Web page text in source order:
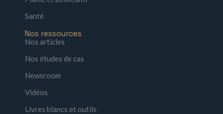
Santé
Nos ressources
Nos articles
Nos études de cas
Newsroom
Vidéos
Livres blancs et outils